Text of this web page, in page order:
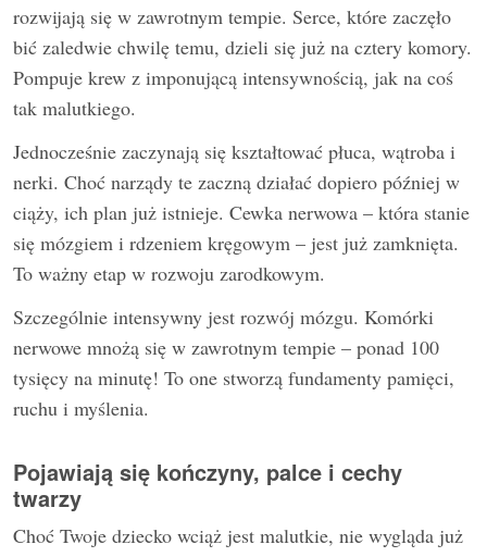
rozwijają się w zawrotnym tempie. Serce, które zaczęło
bić zaledwie chwilę temu, dzieli się już na cztery komory.
Pompuje krew z imponującą intensywnością, jak na coś
tak malutkiego.
Jednocześnie zaczynają się kształtować płuca, wątroba i
nerki. Choć narządy te zaczną działać dopiero później w
ciąży, ich plan już istnieje. Cewka nerwowa – która stanie
się mózgiem i rdzeniem kręgowym – jest już zamknięta.
To ważny etap w rozwoju zarodkowym.
Szczególnie intensywny jest rozwój mózgu. Komórki
nerwowe mnożą się w zawrotnym tempie – ponad 100
tysięcy na minutę! To one stworzą fundamenty pamięci,
ruchu i myślenia.
Pojawiają się kończyny, palce i cechy
twarzy
Choć Twoje dziecko wciąż jest malutkie, nie wygląda już